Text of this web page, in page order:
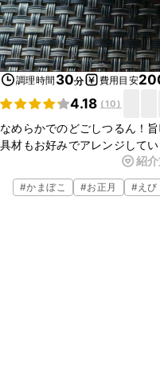
調理時間 30分 費用目安
4.18 (10)
なめらかでのどごしつるん！
具材もお好みでアレンジして
だけます。おもてなし料理と
家庭で作ってみてくださいね。
紹
#かまぼこ #お正月 #えび